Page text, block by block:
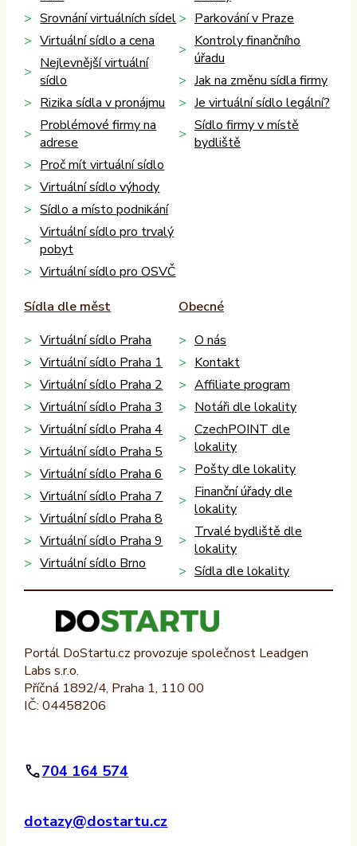
Srovnání virtuálních sídel
Virtuální sídlo a cena
Nejlevnější virtuální
sídlo
Rizika sídla v pronájmu
Problémové firmy na
adrese
Proč mít virtuální sídlo
Virtuální sídlo výhody
Sídlo a místo podnikání
Virtuální sídlo pro trvalý
pobyt
Virtuální sídlo pro OSVČ
Parkování v Praze
Kontroly finančního
úřadu
Jak na změnu sídla firmy
Je virtuální sídlo legální?
Sídlo firmy v místě
bydliště
Sídla dle měst
Virtuální sídlo Praha
Virtuální sídlo Praha 1
Virtuální sídlo Praha 2
Virtuální sídlo Praha 3
Virtuální sídlo Praha 4
Virtuální sídlo Praha 5
Virtuální sídlo Praha 6
Virtuální sídlo Praha 7
Virtuální sídlo Praha 8
Virtuální sídlo Praha 9
Virtuální sídlo Brno
Obecné
O nás
Kontakt
Affiliate program
Notáři dle lokality
CzechPOINT dle
lokality
Pošty dle lokality
Finanční úřady dle
lokality
Trvalé bydliště dle
lokality
Sídla dle lokality
Portál DoStartu.cz provozuje společnost Leadgen
Labs s.r.o.
Příčná 1892/4, Praha 1, 110 00
IČ: 04458206
704 164 574
dotazy@dostartu.cz